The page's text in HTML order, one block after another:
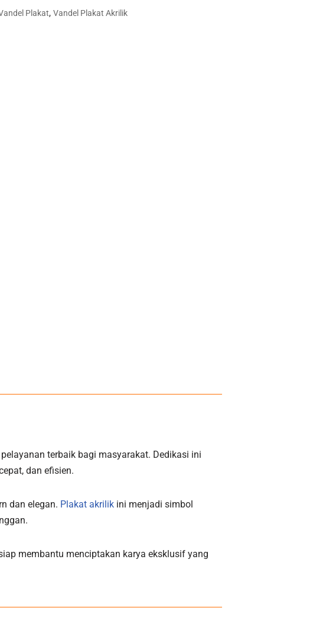
Plakat,Vandel Plakat Akrilik
terbaik bagi masyarakat. Dedikasi ini
dan efisien.
dan elegan. Plakat akrilik ini menjadi simbol
membantu menciptakan karya eksklusif yang